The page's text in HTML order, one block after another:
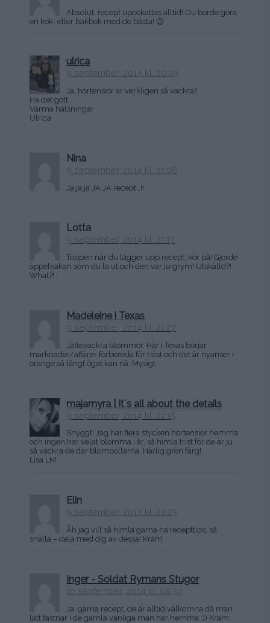
Absolut, recept uppskattas alltid! Du borde göra
en kok- eller bakbok med de bästa! 😉
ulrica
9 september, 2014 kl. 20:29
Ja, hortensior är verkligen så vackra!!
Ha det gott.
Varma hälsningar
Ulrica
Nina
9 september, 2014 kl. 21:06
Ja ja ja JA JA recept…!!
Lotta
9 september, 2014 kl. 21:17
Toppen när du lägger upp recept, kör på! Gjorde
äppelkakan som du la ut och den var ju grym! Utskälld?!
What?!
Madeleine i Texas
9 september, 2014 kl. 21:27
Jättevackra blommor. Här i Texas börjar
marknader/affärer förbereda för höst och det är nyanser i
orange så långt ögat kan nå. Mysigt.
majamyra | It´s all about the details
9 september, 2014 kl. 22:15
Snyggt! Jag har flera stycken hortensior hemma
och ingen har velat blomma i år, så himla trist för de är ju
så vackra de där blombollarna. Härlig grön färg!
Lisa LM
Elin
9 september, 2014 kl. 22:23
Åh jag vill så himla gärna ha recepttips, så
snälla – dela med dig av dessa! Kram
Inger - Soldat Rymans Stugor
10 september, 2014 kl. 08:34
Ja, gärna recept, de är alltid välkomna då man
lätt fastnar i de gamla vanliga man har hemma :)) Kram